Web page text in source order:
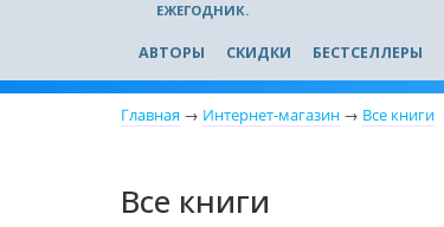
ЕЖЕГОДНИК.
АВТОРЫ СКИДКИ БЕСТСЕЛЛЕРЫ
Главная → Интернет-магазин → Все книги
Все книги